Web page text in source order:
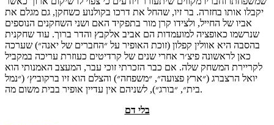
יקבלו אותו בחזרה. בר זיו, שהחל את דרכו בקולנוע כשחקן, גם מגלם את
אביו של החייל, ולצידו קרן מור בתפקיד האם ושני השחקנים הנוספים
שנרשמו כאופציה למועמדות הם אביב אלקבץ והדר ברוך. עוד שחקנית
בהסבה היא אוולין קפלון (זוכת האופיר על ״החברים של יאנה״) שערכה
כאן לראשונה פיצ׳ר אחרי שנים של קרדיטים כעוזרת עריכה במקביל
לקריירת המשחק שלה. אם כבר הזכרתי זוכי עבר, המעצב האמנותי הוא
יואל הרצברג (״ארץ פצועה״, ״משפחה״) והצלם הוא זיו ברקוביץ׳ (״נמל
בית״, ״בורג״), לשניהם אין עדיין אופיר בבית משום מה.
בלי דם